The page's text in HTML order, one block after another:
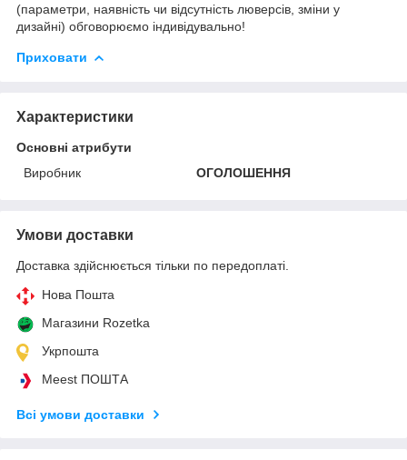
(параметри, наявність чи відсутність люверсів, зміни у
дизайні) обговорюємо індивідувально!
Приховати
Характеристики
Основні атрибути
Виробник
ОГОЛОШЕННЯ
Умови доставки
Доставка здійснюється тільки по передоплаті.
Нова Пошта
Магазини Rozetka
Укрпошта
Meest ПОШТА
Всі умови доставки